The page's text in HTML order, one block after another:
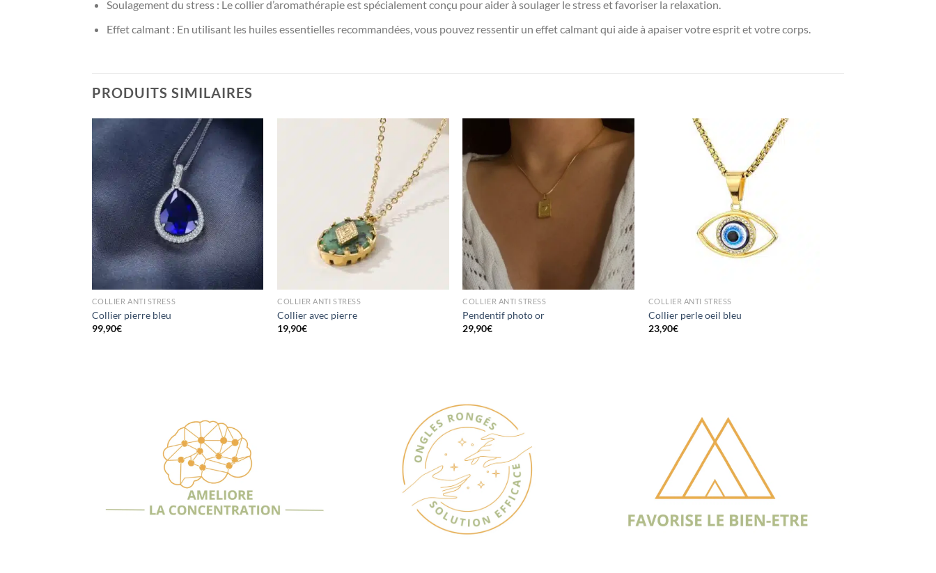
Soulagement du stress : Le collier d’aromathérapie est spécialement conçu pour aider à soulager le stress et favoriser la relaxation.
Effet calmant : En utilisant les huiles essentielles recommandées, vous pouvez ressentir un effet calmant qui aide à apaiser votre esprit et votre corps.
PRODUITS SIMILAIRES
COLLIER ANTI STRESS
Collier pierre bleu
99,90€
COLLIER ANTI STRESS
Collier avec pierre
19,90€
COLLIER ANTI STRESS
Pendentif photo or
29,90€
COLLIER ANTI STRESS
Collier perle oeil bleu
23,90€